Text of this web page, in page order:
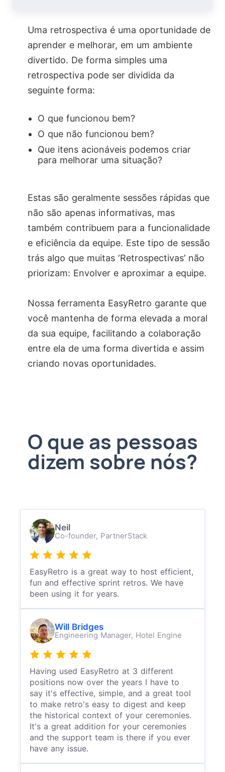
Uma retrospectiva é uma oportunidade de
aprender e melhorar, em um ambiente
divertido. De forma simples uma
retrospectiva pode ser dividida da
seguinte forma:
O que funcionou bem?
O que não funcionou bem?
Que itens acionáveis podemos criar
para melhorar uma situação?
Estas são geralmente sessões rápidas que
não são apenas informativas, mas
também contribuem para a funcionalidade
e eficiência da equipe. Este tipo de sessão
trás algo que muitas ‘Retrospectivas’ não
priorizam: Envolver e aproximar a equipe.
Nossa ferramenta EasyRetro garante que
você mantenha de forma elevada a moral
da sua equipe, facilitando a colaboração
entre ela de uma forma divertida e assim
criando novas oportunidades.
O que as pessoas
dizem sobre nós?
Neil
Co-founder, PartnerStack
EasyRetro is a great way to host efficient,
fun and effective sprint retros. We have
been using it for years.
Will Bridges
Engineering Manager, Hotel Engine
Having used EasyRetro at 3 different
positions now over the years I have to
say it's effective, simple, and a great tool
to make retro's easy to digest and keep
the historical context of your ceremonies.
It's a great addition for your ceremonies
and the support team is there if you ever
have any issue.